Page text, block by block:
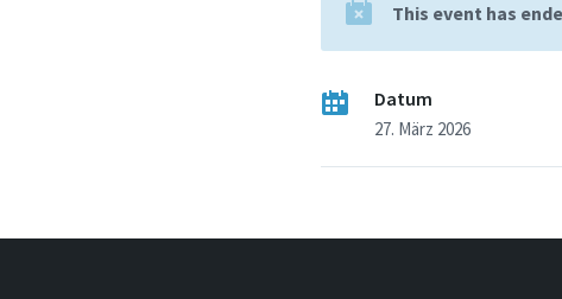
This event has
Datum
27. März 2026